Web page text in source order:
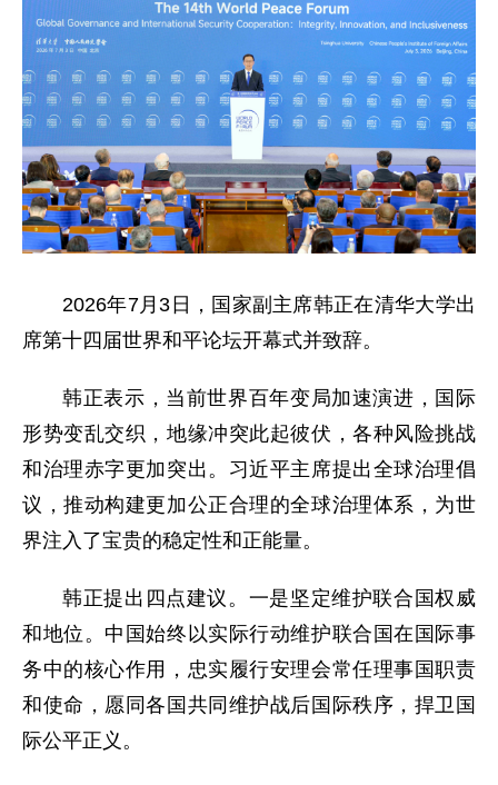
2026年7月3日，国家副主席韩正在清华大学出
席第十四届世界和平论坛开幕式并致辞。
韩正表示，当前世界百年变局加速演进，国际
形势变乱交织，地缘冲突此起彼伏，各种风险挑战
和治理赤字更加突出。习近平主席提出全球治理倡
议，推动构建更加公正合理的全球治理体系，为世
界注入了宝贵的稳定性和正能量。
韩正提出四点建议。一是坚定维护联合国权威
和地位。中国始终以实际行动维护联合国在国际事
务中的核心作用，忠实履行安理会常任理事国职责
和使命，愿同各国共同维护战后国际秩序，捍卫国
际公平正义。